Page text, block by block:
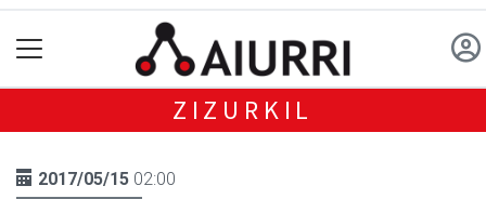
ZIZURKIL
2017/05/15 02:00